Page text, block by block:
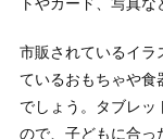
市販されているイラ
ているおもちゃや
でしょう。タブレ
ので、子どもに合っ